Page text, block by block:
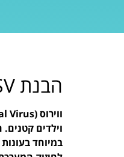
הבנת RSV והחשיבות של חיסון
וילדים